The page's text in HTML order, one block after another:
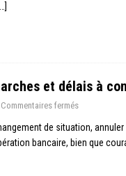
et délais à
Commentaires fermés
de situation,
bancaire, bien que